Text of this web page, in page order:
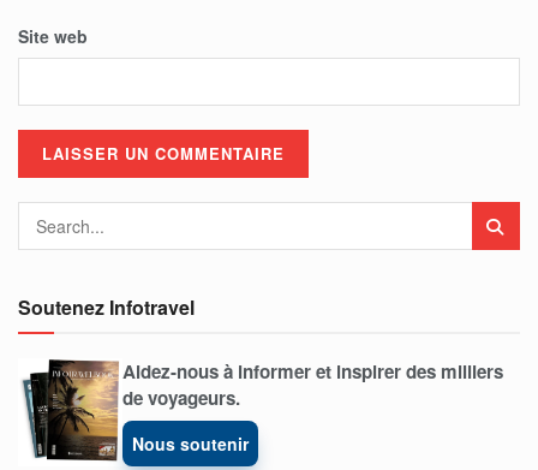
Site web
Soutenez Infotravel
Aidez-nous à informer et inspirer des milliers
de voyageurs.
Nous soutenir